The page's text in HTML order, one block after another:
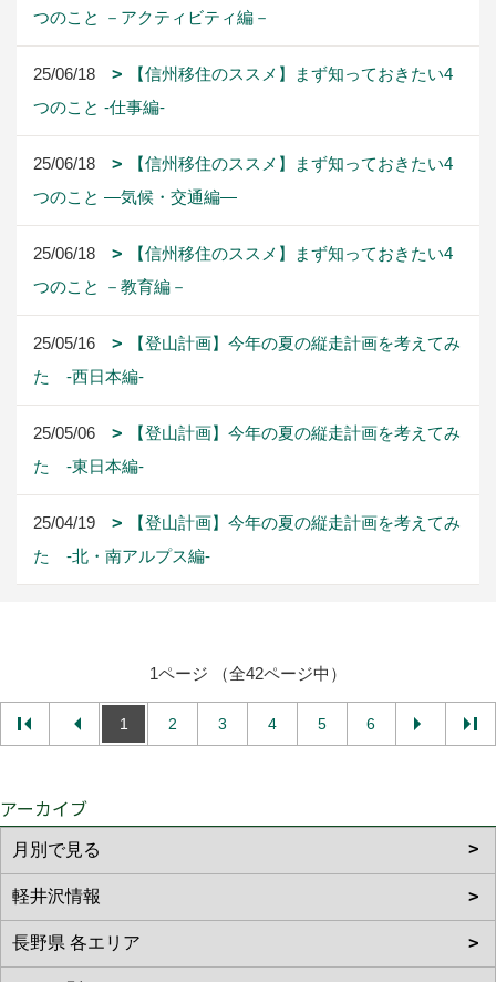
つのこと －アクティビティ編－
25/06/18
【信州移住のススメ】まず知っておきたい4
つのこと -仕事編-
25/06/18
【信州移住のススメ】まず知っておきたい4
つのこと ―気候・交通編―
25/06/18
【信州移住のススメ】まず知っておきたい4
つのこと －教育編－
25/05/16
【登山計画】今年の夏の縦走計画を考えてみ
た -西日本編-
25/05/06
【登山計画】今年の夏の縦走計画を考えてみ
た -東日本編-
25/04/19
【登山計画】今年の夏の縦走計画を考えてみ
た -北・南アルプス編-
1ページ （全42ページ中）
1 2 3 4 5 6
アーカイブ